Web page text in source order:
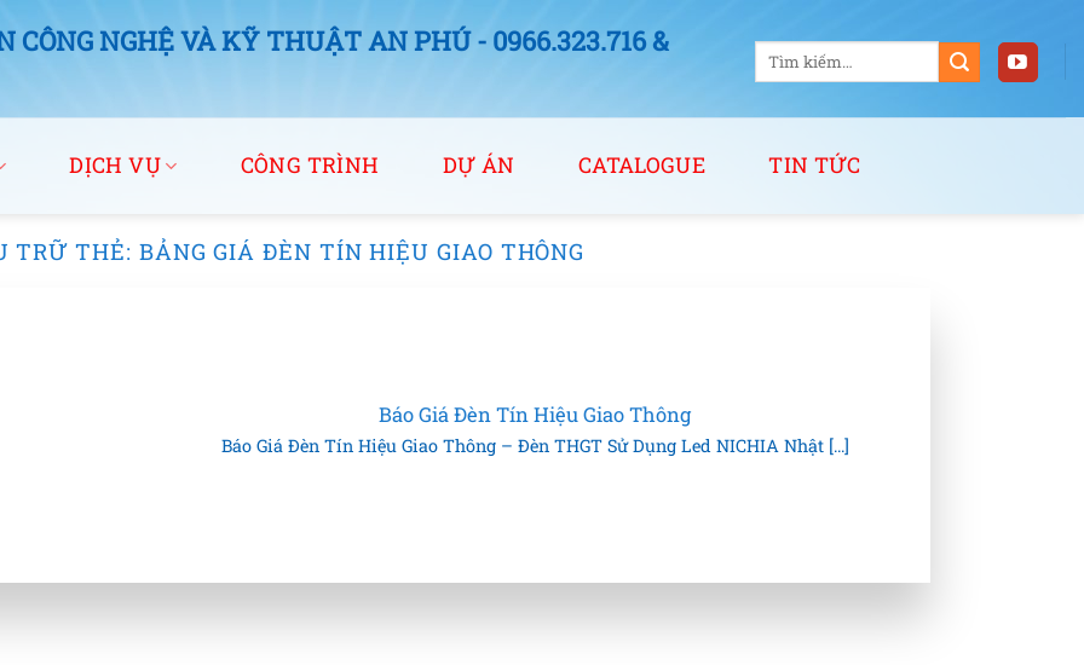
CÔNG NGHỆ VÀ KỸ THUẬT AN PHÚ - 0966.323.716 &
Tìm
kiếm:
DỊCH VỤ CÔNG TRÌNH DỰ ÁN CATALOGUE TIN TỨC
TRỮ THẺ: BẢNG GIÁ ĐÈN TÍN HIỆU GIAO THÔNG
Báo Giá Đèn Tín Hiệu Giao Thông
Báo Giá Đèn Tín Hiệu Giao Thông – Đèn THGT Sử Dụng Led NICHIA Nhật [...]